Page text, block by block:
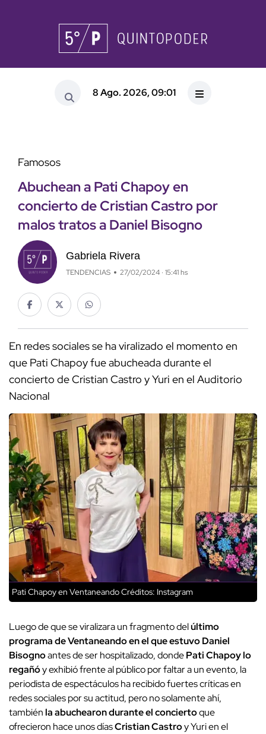
8 Ago. 2026, 09:01
Famosos
Abuchean a Pati Chapoy en
concierto de Cristian Castro por
malos tratos a Daniel Bisogno
Gabriela Rivera
TENDENCIAS 27/02/2024 · 15:41 hs
En redes sociales se ha viralizado el momento en
que Pati Chapoy fue abucheada durante el
concierto de Cristian Castro y Yuri en el Auditorio
Nacional
Pati Chapoy en VentaneandoCréditos: Instagram
Luego de que se viralizara un fragmento delúltimo
programa de Ventaneando en el que estuvo Daniel
Bisognoantes de ser hospitalizado, dondePati Chapoy lo
regañóy exhibió frente al público por faltar a un evento, la
periodista de espectáculos ha recibido fuertes críticas en
redes sociales por su actitud, pero no solamente ahí,
tambiénla abuchearon durante el conciertoque
ofrecieron hace unos díasCristian Castroy Yuri en el